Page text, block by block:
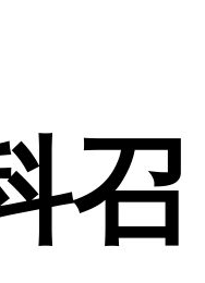
召